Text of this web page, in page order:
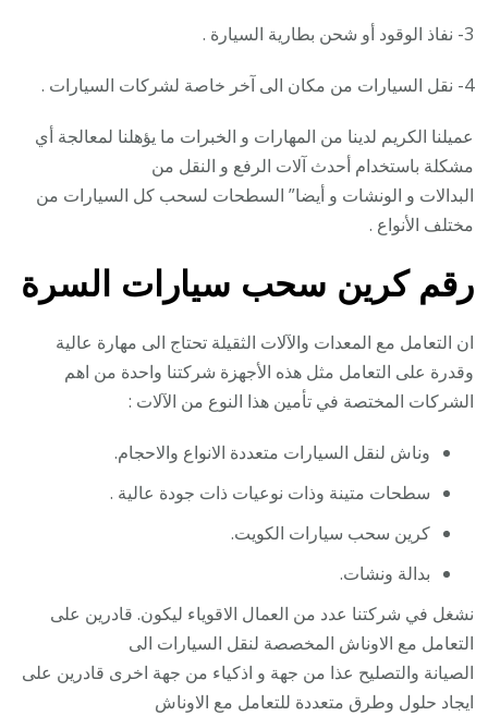
3- نفاذ الوقود أو شحن بطارية السيارة .
4- نقل السيارات من مكان الى آخر خاصة لشركات السيارات .
عميلنا الكريم لدينا من المهارات و الخبرات ما يؤهلنا لمعالجة أي
مشكلة باستخدام أحدث آلات الرفع و النقل من
البدالات و الونشات و أيضا” السطحات لسحب كل السيارات من
مختلف الأنواع .
رقمكرين سحب سيارات السرة
ان التعامل مع المعدات والآلات الثقيلة تحتاج الى مهارة عالية
وقدرة على التعامل مثل هذه الأجهزة شركتنا واحدة من اهم
الشركات المختصة في تأمين هذا النوع من الآلات :
وناش لنقل السيارات متعددة الانواع والاحجام.
سطحات متينة وذات نوعيات ذات جودة عالية .
كرين سحب سيارات الكويت.
بدالة ونشات.
نشغل في شركتنا عدد من العمال الاقوياء ليكون. قادرين على
التعامل مع الاوناش المخصصة لنقل السيارات الى
الصيانة والتصليح عذا من جهة و اذكياء من جهة اخرى قادرين على
ايجاد حلول وطرق متعددة للتعامل مع الاوناش